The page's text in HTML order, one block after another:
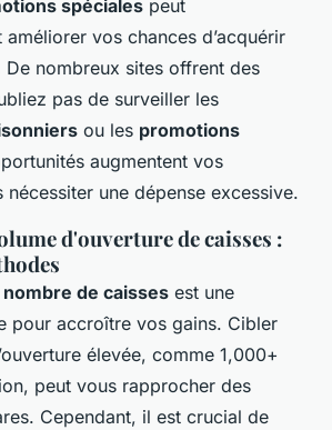
spéciales peut
vos chances d’acquérir
nombreux sites offrent des
pas de surveiller les
ou les promotions
augmentent vos
nécessiter une dépense excessive.
d'ouverture de caisses :
de caisses est une
pour accroître vos gains. Cibler
élevée, comme 1,000+
peut vous rapprocher des
Cependant, il est crucial de